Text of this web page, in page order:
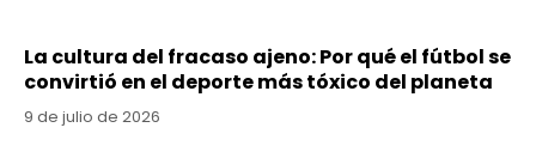
La cultura del fracaso ajeno: Por qué el fútbol se
convirtió en el deporte más tóxico del planeta
9 de julio de 2026